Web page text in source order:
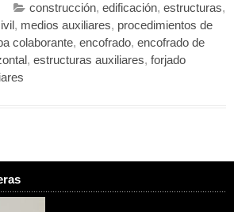
construcción, edificación, estructuras,
, medios auxiliares, procedimientos de
colaborante, encofrado, encofrado de
, estructuras auxiliares, forjado